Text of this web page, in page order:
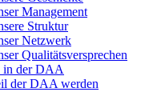
Management
Struktur
Netzwerk
Qualitätsversprechen
in der DAA
der DAA werden